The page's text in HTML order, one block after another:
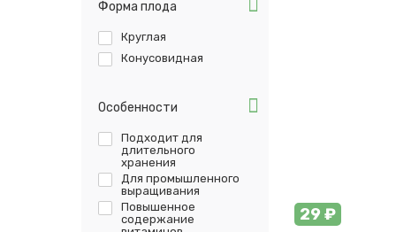
Форма плода
Круглая
Конусовидная
Особенности
Подходит для
длительного
хранения
Для промышленного
выращивания
Повышенное
содержание
29 ₽